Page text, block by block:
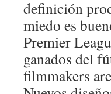
definición
miedo es
Premier
ganados del
filmmakers